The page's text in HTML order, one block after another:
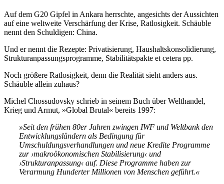
Auf dem G20 Gipfel in Ankara herrschte, angesichts der Aussichten
auf eine weltweite Verschärfung der Krise, Ratlosigkeit. Schäuble
nennt den Schuldigen: China.
Und er nennt die Rezepte: Privatisierung, Haushaltskonsolidierung,
Strukturanpassungsprogramme, Stabilitätspakte et cetera pp.
Noch größere Ratlosigkeit, denn die Realität sieht anders aus.
Schäuble allein zuhaus?
Michel Chossudovsky schrieb in seinem Buch über Welthandel,
Krieg und Armut, »Global Brutal« bereits 1997:
»Seit den frühen 80er Jahren zwingen IWF und Weltbank den
Entwicklungsländern als Bedingung für
Umschuldungsverhandlungen und neue Kredite Programme
zur ›makroökonomischen Stabilisierung‹ und
›Strukturanpassung‹ auf. Diese Programme haben zur
Verarmung Hunderter Millionen von Menschen geführt.«